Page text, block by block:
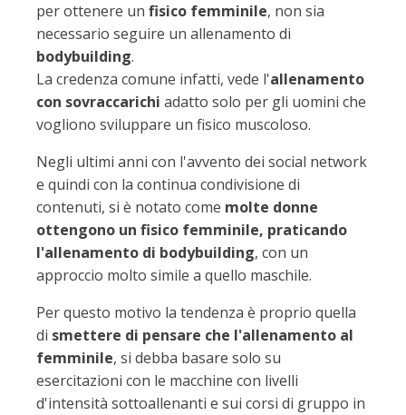
per ottenere un fisico femminile, non sia
necessario seguire un allenamento di
bodybuilding.
La credenza comune infatti, vede l'allenamento
con sovraccarichi adatto solo per gli uomini che
vogliono sviluppare un fisico muscoloso.
Negli ultimi anni con l'avvento dei social network
e quindi con la continua condivisione di
contenuti, si è notato come molte donne
ottengono un fisico femminile, praticando
l'allenamento di bodybuilding, con un
approccio molto simile a quello maschile.
Per questo motivo la tendenza è proprio quella
di smettere di pensare che l'allenamento al
femminile, si debba basare solo su
esercitazioni con le macchine con livelli
d'intensità sottoallenanti e sui corsi di gruppo in